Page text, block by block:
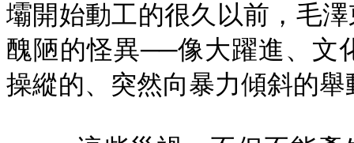
壩開始動工的很久以前，毛
醜陋的怪異──像大躍進、文
操縱的、突然向暴力傾斜的舉